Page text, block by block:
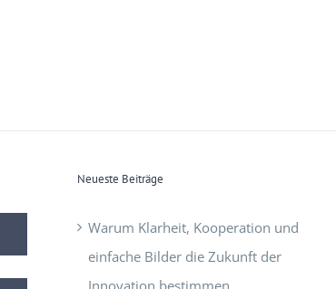
Neueste Beiträge
Warum Klarheit, Kooperation und
einfache Bilder die Zukunft der
Innovation bestimmen